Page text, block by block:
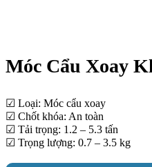
Móc Cẩu Xoay
☑ Loại: Móc cẩu xoay
☑ Chốt khóa: An toàn
☑ Tải trọng: 1.2 – 5.3 tấn
☑ Trọng lượng: 0.7 – 3.5 kg